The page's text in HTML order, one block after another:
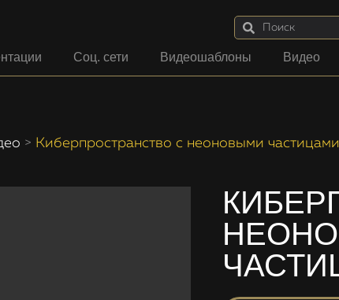
Соц. сети Видеошаблоны Видео
> Киберпространство с неоновыми частицами